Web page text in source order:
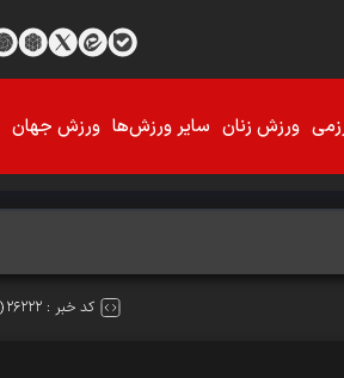
ورزش زنان سایر ورزش‌ها ورزش جهان
کد خبر :۲۶۲۲۲